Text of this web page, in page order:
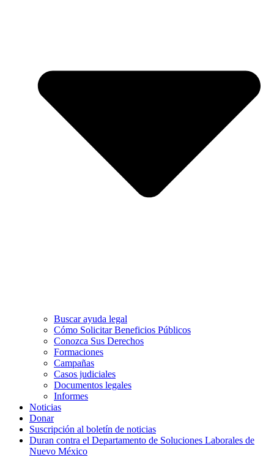
Buscar ayuda legal
Cómo Solicitar Beneficios Públicos
Conozca Sus Derechos
Formaciones
Campañas
Casos judiciales
Documentos legales
Informes
Noticias
Donar
Suscripción al boletín de noticias
Duran contra el Departamento de Soluciones Laborales de
Nuevo México